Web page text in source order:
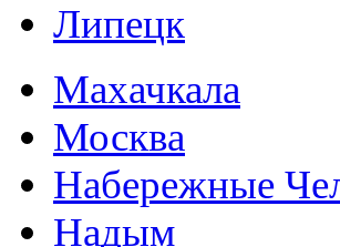
Липецк
Махачкала
Москва
Набережные
Надым